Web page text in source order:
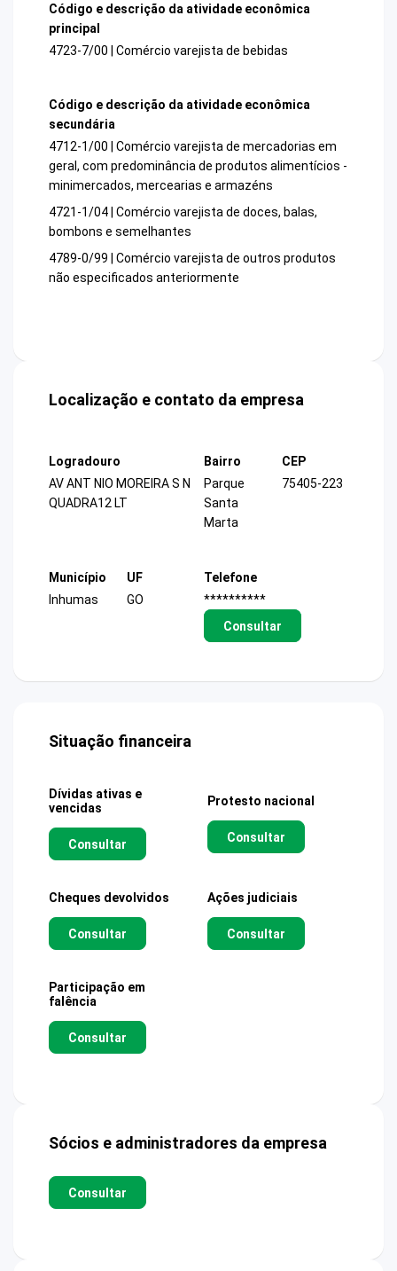
Código e descrição da atividade econômica
principal
4723-7/00 | Comércio varejista de bebidas
Código e descrição da atividade econômica
secundária
4712-1/00 | Comércio varejista de mercadorias em
geral, com predominância de produtos alimentícios -
minimercados, mercearias e armazéns
4721-1/04 | Comércio varejista de doces, balas,
bombons e semelhantes
4789-0/99 | Comércio varejista de outros produtos
não especificados anteriormente
Localização e contato da empresa
Logradouro
AV ANT NIO MOREIRA S N
QUADRA12 LT
Bairro
Parque
Santa
Marta
CEP
75405-223
Município
Inhumas
UF
GO
Telefone
**********
Consultar
Situação financeira
Dívidas ativas e
vencidas
Consultar
Protesto nacional
Consultar
Cheques devolvidos
Consultar
Ações judiciais
Consultar
Participação em
falência
Consultar
Sócios e administradores da empresa
Consultar